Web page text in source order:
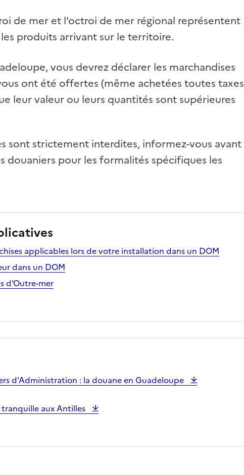
de mer et l’octroi de mer régional représentent
produits arrivant sur le territoire.
vous devrez déclarer les marchandises
ont été offertes (même achetées toutes taxes
leur valeur ou leurs quantités sont supérieures
sont strictement interdites, informez-vous avant
douaniers pour les formalités spécifiques les
applicables lors de votre installation dans un DOM
dans un DOM
d'Outre-mer
d'Administration : la douane en Guadeloupe
aux Antilles